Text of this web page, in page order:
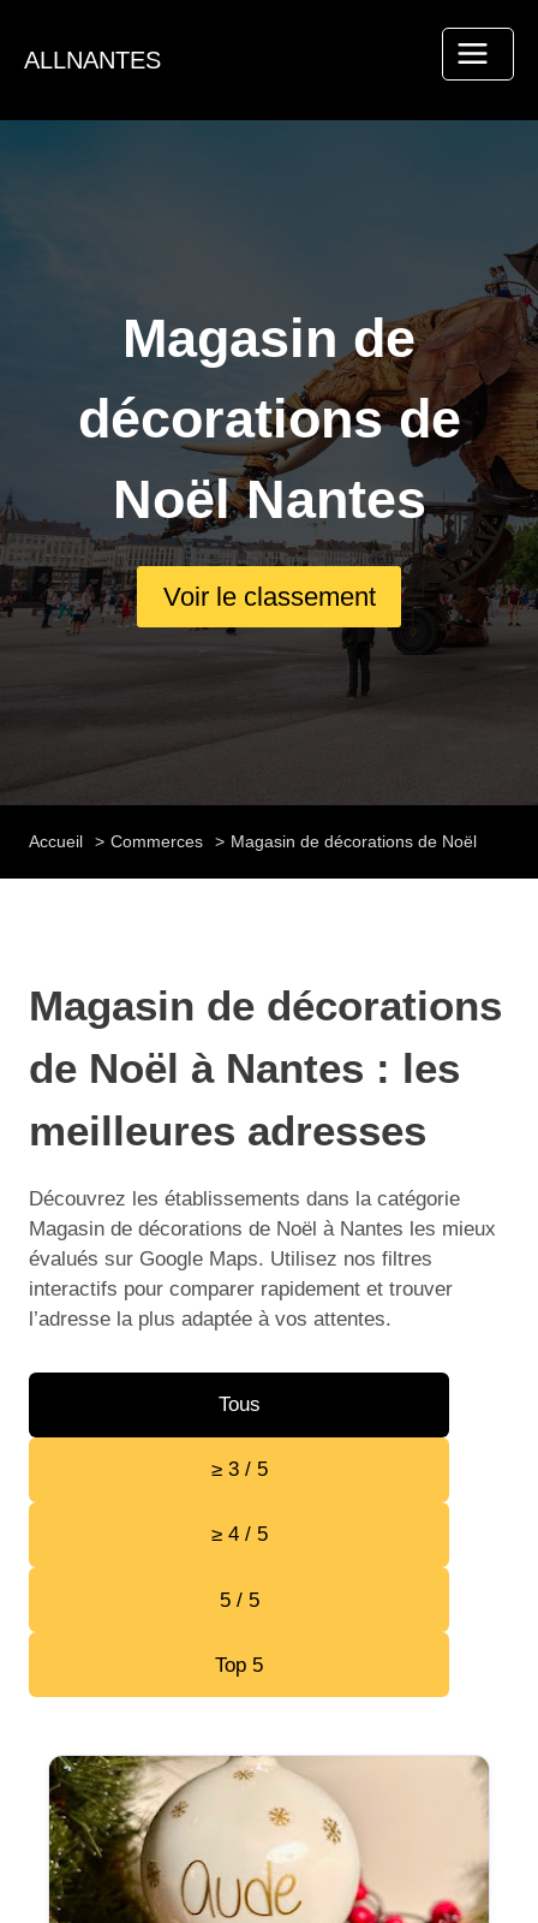
contenu
ALLNANTES
Magasin de
décorations de
Noël Nantes
Voir le classement
Accueil Commerces Magasin de décorations de Noël
Magasin de décorations
de Noël à Nantes : les
meilleures adresses
Découvrez les établissements dans la catégorie
Magasin de décorations de Noël à Nantes les mieux
évalués sur Google Maps. Utilisez nos filtres
interactifs pour comparer rapidement et trouver
l’adresse la plus adaptée à vos attentes.
Tous
≥ 3 / 5
≥ 4 / 5
5 / 5
Top 5